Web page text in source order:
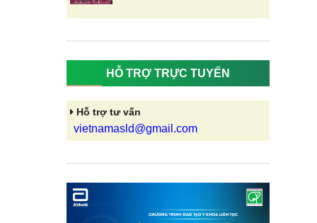
HỖ TRỢ TRỰC TUYẾN
Hỗ trợ tư vấn
vietnamasld@gmail.com